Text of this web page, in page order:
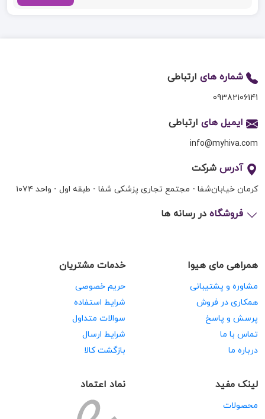
شماره های ارتباطی
09382106141
ایمیل های ارتباطی
info@myhiva.com
آدرس شرکت
کرمان خیابان‌شفا - مجتمع تجاری پزشکی شفا - طبقه اول - واحد ۱۰۷۴
فروشگاه در رسانه ها
همراهی مای هیوا
مشاوره و پشتیبانی
همکاری در فروش
پرسش و پاسخ
تماس با ما
درباره ما
خدمات مشتریان
حریم خصوصی
شرایط استفاده
سوالات متداول
شرایط ارسال
بازگشت کالا
لینک مفید
محصولات
نماد اعتماد